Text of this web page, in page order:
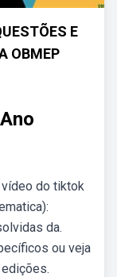
E
OBMEP
do tiktok
da.
ou veja